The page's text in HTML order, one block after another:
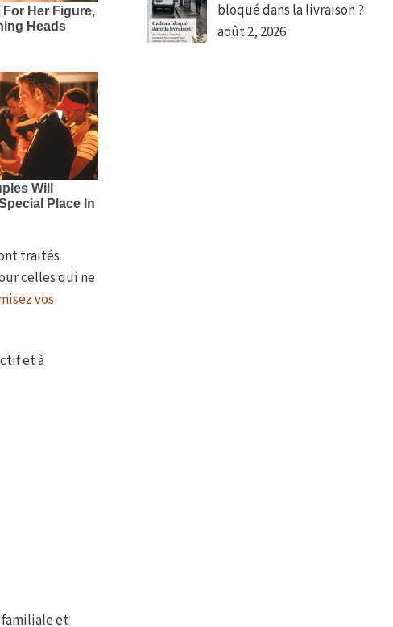
traités
celles qui ne
vos
et à
familiale et
bloqué dans la livraison ?
août 2, 2026